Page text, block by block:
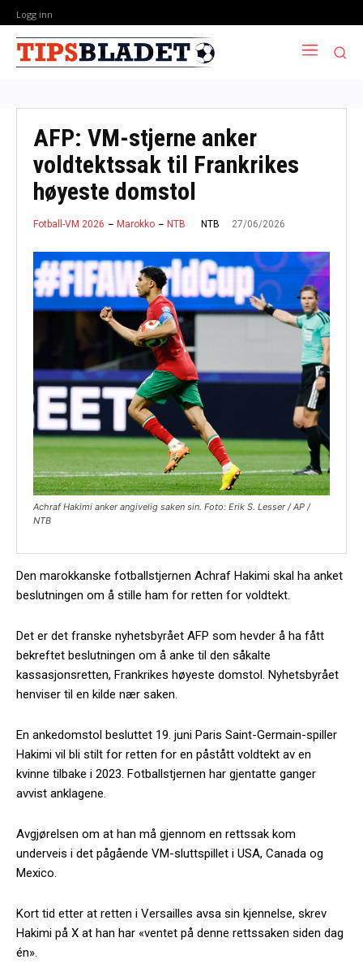
Logg inn
AFP: VM-stjerne anker
voldtektssak til Frankrikes
høyeste domstol
Fotball-VM 2026 Marokko NTB NTB 27/06/2026
Achraf Hakimi anker angivelig saken sin. Foto: Erik S. Lesser / AP /
NTB
Den marokkanske fotballstjernen Achraf Hakimi skal ha anket
beslutningen om å stille ham for retten for voldtekt.
Det er det franske nyhetsbyrået AFP som hevder å ha fått
bekreftet beslutningen om å anke til den såkalte
kassasjonsretten, Frankrikes høyeste domstol. Nyhetsbyrået
henviser til en kilde nær saken.
En ankedomstol besluttet 19. juni Paris Saint-Germain-spiller
Hakimi vil bli stilt for retten for en påstått voldtekt av en
kvinne tilbake i 2023. Fotballstjernen har gjentatte ganger
avvist anklagene.
Avgjørelsen om at han må gjennom en rettssak kom
underveis i det pågående VM-sluttspillet i USA, Canada og
Mexico.
Kort tid etter at retten i Versailles avsa sin kjennelse, skrev
Hakimi på X at han har «ventet på denne rettssaken siden dag
én».